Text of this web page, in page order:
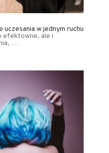
uczesania w jednym ruchu
efektowne, ale i
…